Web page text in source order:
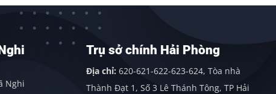
Trụ sở chính Hải Phòng
Địa chỉ:620-621-622-623-624, Tòa nhà
Thành Đạt 1, Số 3 Lê Thánh Tông, TP Hải